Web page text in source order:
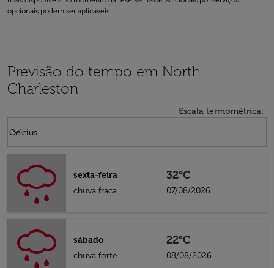
opcionais podem ser aplicáveis.
Previsão do tempo em North
Charleston
Escala termométrica:
Celcius
keyboard_arrow_down
sexta-feira
chuva fraca
32°C
07/08/2026
sábado
chuva forte
22°C
08/08/2026